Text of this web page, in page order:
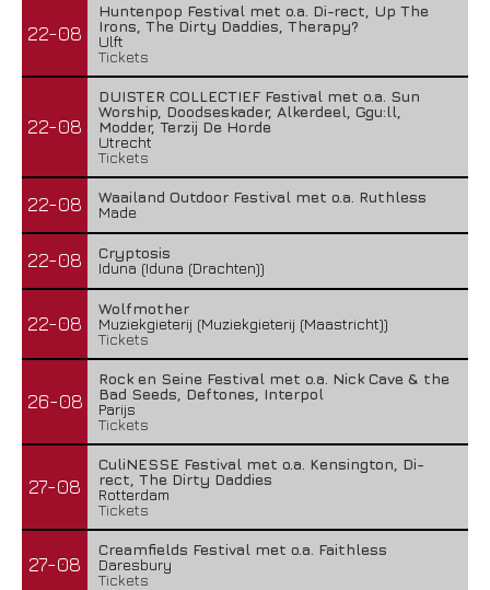
22-08
Huntenpop Festival met o.a. Di-rect, Up The
Irons, The Dirty Daddies, Therapy?
Ulft
Tickets
22-08
DUISTER COLLECTIEF Festival met o.a. Sun
Worship, Doodseskader, Alkerdeel, Ggu:ll,
Modder, Terzij De Horde
Utrecht
Tickets
22-08
Waailand Outdoor Festival met o.a. Ruthless
Made
22-08
Cryptosis
Iduna (Iduna (Drachten))
22-08
Wolfmother
Muziekgieterij (Muziekgieterij (Maastricht))
Tickets
26-08
Rock en Seine Festival met o.a. Nick Cave & the
Bad Seeds, Deftones, Interpol
Parijs
Tickets
27-08
CuliNESSE Festival met o.a. Kensington, Di-
rect, The Dirty Daddies
Rotterdam
Tickets
27-08
Creamfields Festival met o.a. Faithless
Daresbury
Tickets